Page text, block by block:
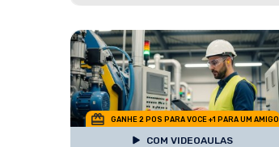
GANHE 2 POS PARA VOCE +1 PARA UM AMIGO
COM VIDEOAULAS